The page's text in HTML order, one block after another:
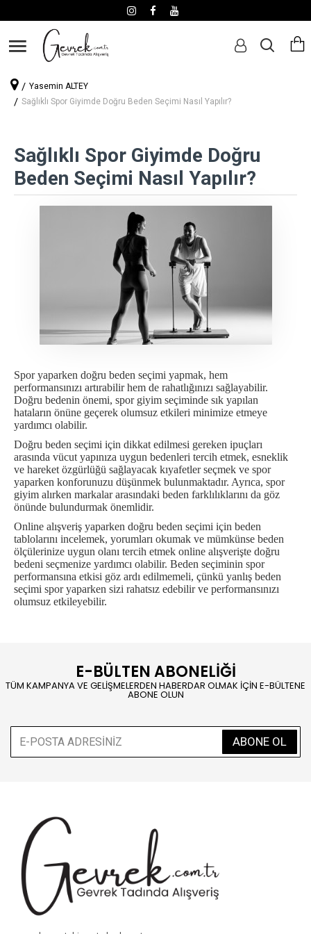
Yasemin ALTEY
Sağlıklı Spor Giyimde Doğru Beden Seçimi Nasıl Yapılır?
Sağlıklı Spor Giyimde Doğru
Beden Seçimi Nasıl Yapılır?
Spor yaparken doğru beden seçimi yapmak, hem
performansınızı artırabilir hem de rahatlığınızı sağlayabilir.
Doğru bedenin önemi, spor giyim seçiminde sık yapılan
hataların önüne geçerek olumsuz etkileri minimize etmeye
yardımcı olabilir.
Doğru beden seçimi için dikkat edilmesi gereken ipuçları
arasında vücut yapınıza uygun bedenleri tercih etmek, esneklik
ve hareket özgürlüğü sağlayacak kıyafetler seçmek ve spor
yaparken konforunuzu düşünmek bulunmaktadır. Ayrıca, spor
giyim alırken markalar arasındaki beden farklılıklarını da göz
önünde bulundurmak önemlidir.
Online alışveriş yaparken doğru beden seçimi için beden
tablolarını incelemek, yorumları okumak ve mümkünse beden
ölçülerinize uygun olanı tercih etmek online alışverişte doğru
bedeni seçmenize yardımcı olabilir. Beden seçiminin spor
performansına etkisi göz ardı edilmemeli, çünkü yanlış beden
seçimi spor yaparken sizi rahatsız edebilir ve performansınızı
olumsuz etkileyebilir.
E-BÜLTEN ABONELİĞİ
TÜM KAMPANYA VE GELİŞMELERDEN HABERDAR OLMAK İÇİN E-BÜLTENE
ABONE OLUN
ABONE OL